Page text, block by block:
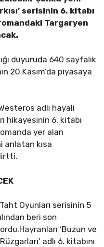
serisinin 6. kitabı
Targaryen
duyuruda 640 sayfalık
20 Kasım’da piyasaya
adlı hayali
hikayesinin 6. kitabı
yer alan
anlatan kısa
Oyunları serisinin 5
beri son
‘Buzun ve
adlı 6. kitabını